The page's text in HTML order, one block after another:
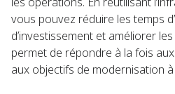
vous pouvez réduire les temps
d’investissement et améliorer
permet de répondre à la fois
aux objectifs de modernisation